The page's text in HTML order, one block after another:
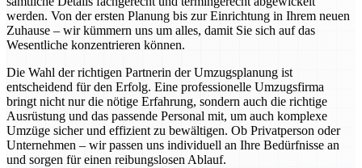
werden. Von der ersten Planung bis zur Einrichtung in Ihrem neuen
Zuhause – wir kümmern uns um alles, damit Sie sich auf das
Wesentliche konzentrieren können.
Die Wahl der richtigen Partnerin der Umzugsplanung ist
entscheidend für den Erfolg. Eine professionelle Umzugsfirma
bringt nicht nur die nötige Erfahrung, sondern auch die richtige
Ausrüstung und das passende Personal mit, um auch komplexe
Umzüge sicher und effizient zu bewältigen. Ob Privatperson oder
Unternehmen – wir passen uns individuell an Ihre Bedürfnisse an
und sorgen für einen reibungslosen Ablauf.